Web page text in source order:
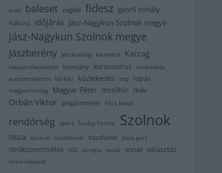
autó baleset cegléd fidesz györfi mihály
háború időjárás Jász-Nagykun-Szolnok megye
Jász-Nagykun Szolnok megye
Jászberény Jászkunság karambol Karcag
katasztrófavédelem kormány koronavírus
kosárlabda
kunszentmárton
kórház közlekedés lmp lopás
magyarország Magyar Péter mezőtúr máv
Orbán Viktor polgármester Pócs János
rendőrség sport Szalay Ferenc Szolnok
tisza tisza-tó tiszaföldvár tiszafüred tisza part
törökszentmiklós tűz ukrajna vasút vonat választás
önkormányzat